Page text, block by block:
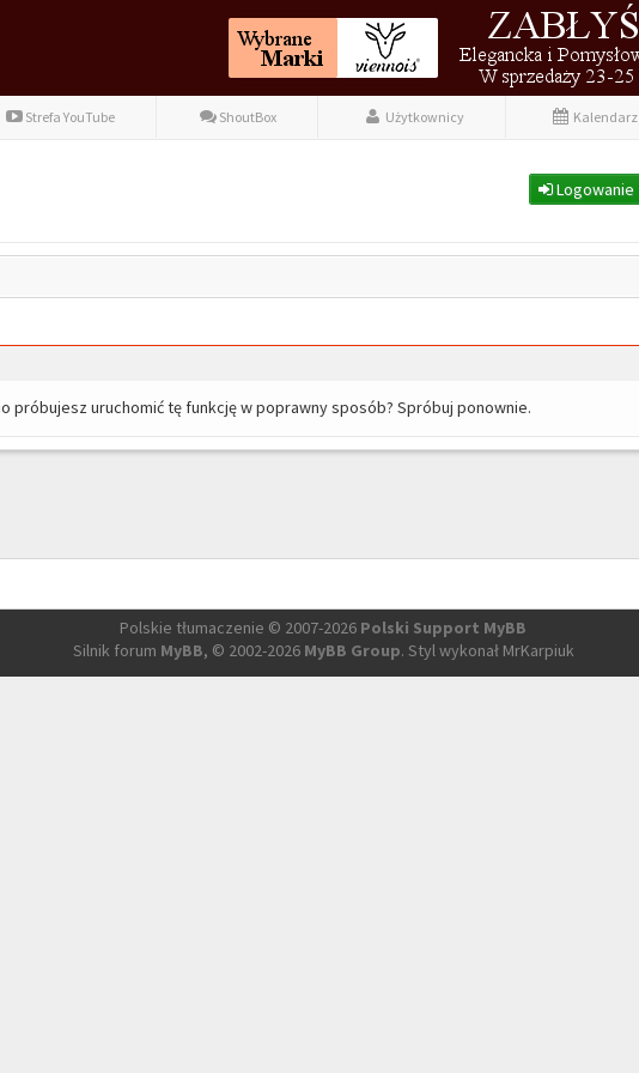
Strefa YouTube ShoutBox Użytkownicy Kalendarz
Logowanie
próbujesz uruchomić tę funkcję w poprawny sposób? Spróbuj ponownie.
Polskie tłumaczenie © 2007-2026 Polski Support MyBB
Silnik forum MyBB, © 2002-2026 MyBB Group. Styl wykonał MrKarpiuk